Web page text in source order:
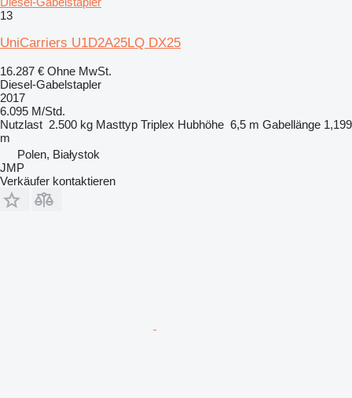
13
UniCarriers U1D2A25LQ DX25
16.287 € Ohne MwSt.
Diesel-Gabelstapler
2017
6.095 M/Std.
Nutzlast 2.500 kg Masttyp Triplex Hubhöhe 6,5 m Gabellänge 1,199
m
Polen, Białystok
JMP
Verkäufer kontaktieren